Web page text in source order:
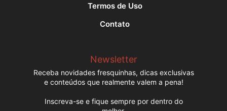
Termos de Uso
Contato
Newsletter
Receba novidades fresquinhas, dicas exclusivas
e conteúdos que realmente valem a pena!
Inscreva-se e fique sempre por dentro do